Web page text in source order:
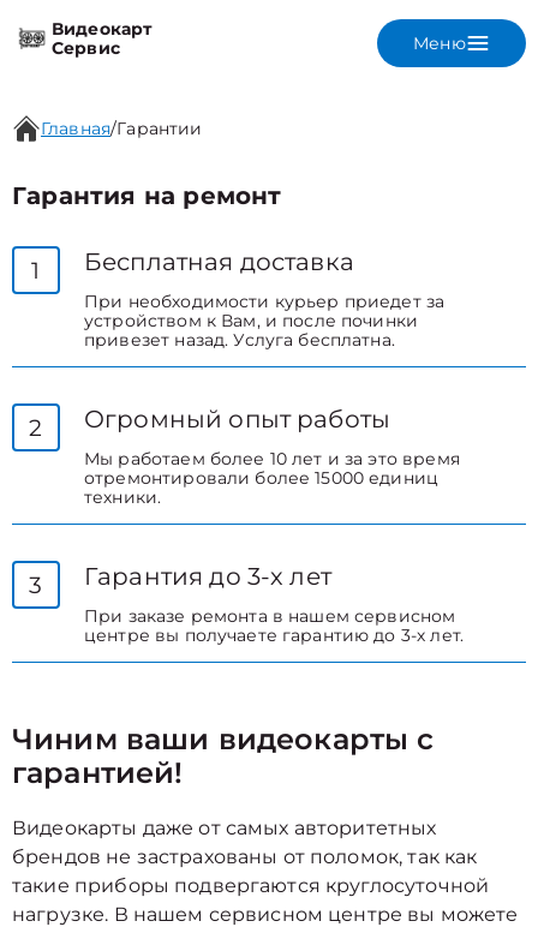
Видеокарт
Сервис
Меню
Главная/Гарантии
Гарантия на ремонт
1 Бесплатная доставка
При необходимости курьер приедет за
устройством к Вам, и после починки
привезет назад. Услуга бесплатна.
2 Огромный опыт работы
Мы работаем более 10 лет и за это время
отремонтировали более 15000 единиц
техники.
3 Гарантия до 3-х лет
При заказе ремонта в нашем сервисном
центре вы получаете гарантию до 3-х лет.
Чиним ваши видеокарты с
гарантией!
Видеокарты даже от самых авторитетных
брендов не застрахованы от поломок, так как
такие приборы подвергаются круглосуточной
нагрузке. В нашем сервисном центре вы можете